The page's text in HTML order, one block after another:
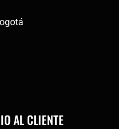
AL CLIENTE